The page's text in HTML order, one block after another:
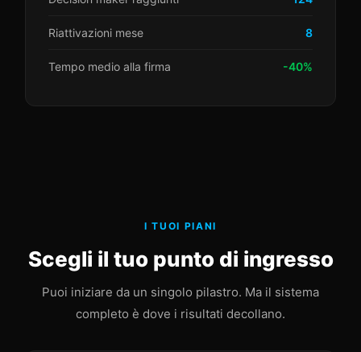
Riattivazioni mese 8
Tempo medio alla firma -40%
I TUOI PIANI
Scegli il tuo punto di ingresso
Puoi iniziare da un singolo pilastro. Ma il sistema
completo è dove i risultati decollano.